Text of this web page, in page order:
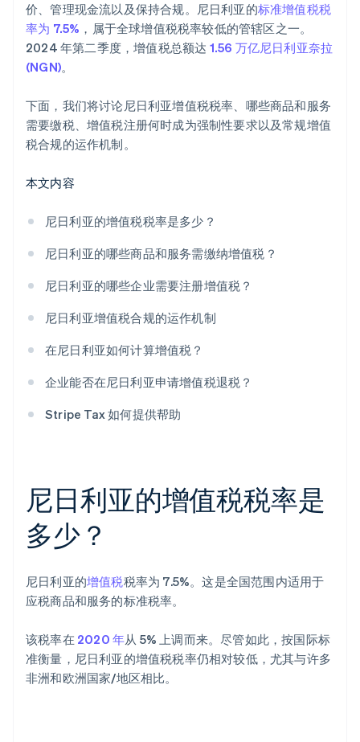
价、管理现金流以及保持合规。尼日利亚的标准增值税税
率为 7.5% ，属于全球增值税税率较低的管辖区之一。
2024 年第二季度，增值税总额达 1.56 万亿尼日利亚奈拉
(NGN)。
下面，我们将讨论尼日利亚增值税税率、哪些商品和服务
需要缴税、增值税注册何时成为强制性要求以及常规增值
税合规的运作机制。
本文内容
尼日利亚的增值税税率是多少？
尼日利亚的哪些商品和服务需缴纳增值税？
尼日利亚的哪些企业需要注册增值税？
尼日利亚增值税合规的运作机制
在尼日利亚如何计算增值税？
企业能否在尼日利亚申请增值税退税？
Stripe Tax 如何提供帮助
尼日利亚的增值税税率是
多少？
尼日利亚的增值税税率为 7.5%。这是全国范围内适用于
应税商品和服务的标准税率。
该税率在 2020 年从 5% 上调而来。尽管如此，按国际标
准衡量，尼日利亚的增值税税率仍相对较低，尤其与许多
非洲和欧洲国家/地区相比。